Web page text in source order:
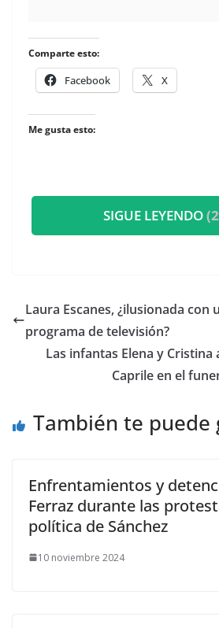
Comparte esto:
Facebook X
Me gusta esto:
SIGUE LEYENDO
​Laura Escanes, ¿ilusionada con
programa de televisión?
​Las infantas Elena y
Caprile en el
También te puede
Enfrentamientos y
Ferraz durante las
política de Sánchez
10 noviembre 2024